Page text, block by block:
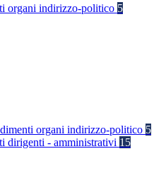
organi indirizzo-politico 5
organi indirizzo-politico 5
dirigenti - amministrativi 15